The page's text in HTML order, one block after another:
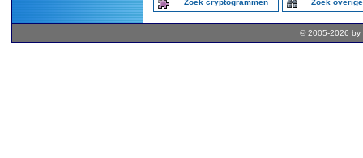
Zoek cryptogrammen Zoek
© 2005-2026 by